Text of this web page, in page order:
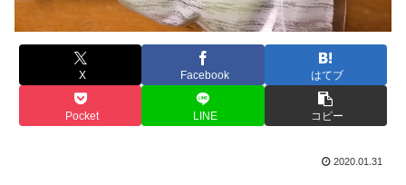
X Facebook はてブ
Pocket LINE コピー
2020.01.31